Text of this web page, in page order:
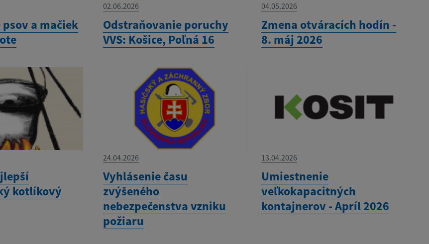
a mačiek
02.06.2026
Odstraňovanie poruchy
VVS: Košice, Poľná 16
04.05.2026
Zmena otváracích hodín -
8. máj 2026
kotlíkový
24.04.2026
Vyhlásenie času
zvýšeného
nebezpečenstva vzniku
požiaru
13.04.2026
Umiestnenie
veľkokapacitných
kontajnerov - Apríl 2026